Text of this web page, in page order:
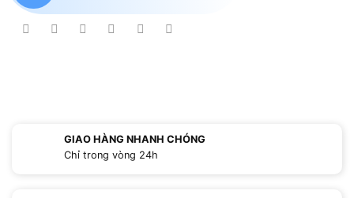
GIAO HÀNG NHANH CHÓNG
Chỉ trong vòng 24h